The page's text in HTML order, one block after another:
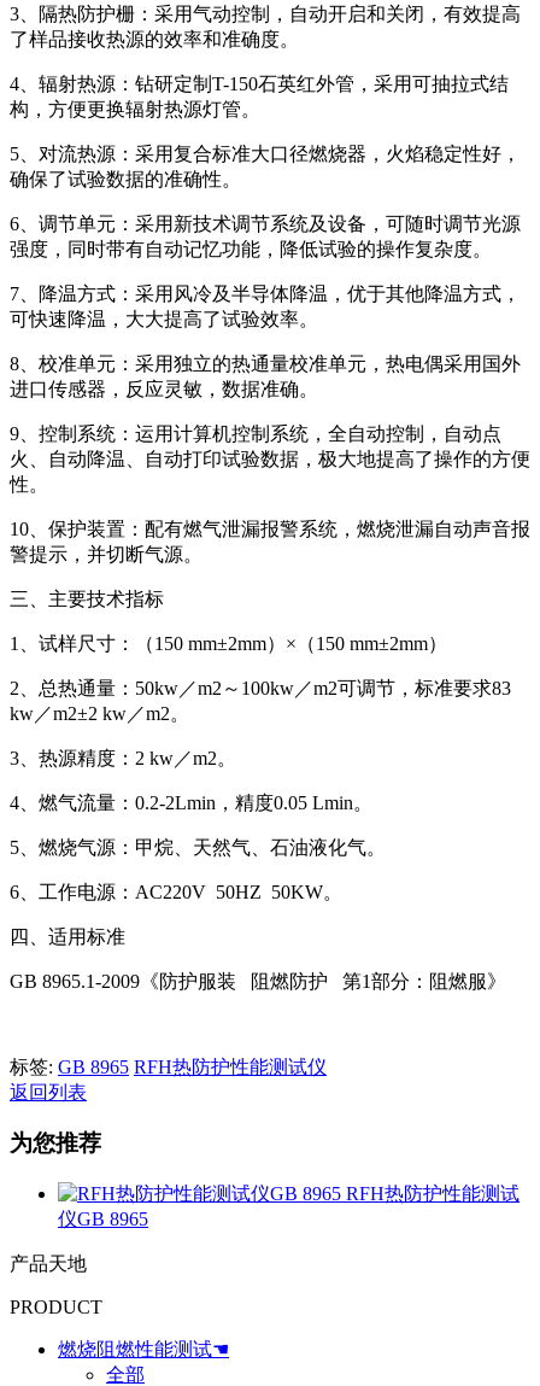
3、隔热防护栅：采用气动控制，自动开启和关闭，有效提高
了样品接收热源的效率和准确度。
4、辐射热源：钻研定制T-150石英红外管，采用可抽拉式结
构，方便更换辐射热源灯管。
5、对流热源：采用复合标准大口径燃烧器，火焰稳定性好，
确保了试验数据的准确性。
6、调节单元：采用新技术调节系统及设备，可随时调节光源
强度，同时带有自动记忆功能，降低试验的操作复杂度。
7、降温方式：采用风冷及半导体降温，优于其他降温方式，
可快速降温，大大提高了试验效率。
8、校准单元：采用独立的热通量校准单元，热电偶采用国外
进口传感器，反应灵敏，数据准确。
9、控制系统：运用计算机控制系统，全自动控制，自动点
火、自动降温、自动打印试验数据，极大地提高了操作的方便
性。
10、保护装置：配有燃气泄漏报警系统，燃烧泄漏自动声音报
警提示，并切断气源。
三、主要技术指标
1、试样尺寸：（150 mm±2mm）×（150 mm±2mm）
2、总热通量：50kw／m2～100kw／m2可调节，标准要求83
kw／m2±2 kw／m2。
3、热源精度：2 kw／m2。
4、燃气流量：0.2-2Lmin，精度0.05 Lmin。
5、燃烧气源：甲烷、天然气、石油液化气。
6、工作电源：AC220V 50HZ 50KW。
四、适用标准
GB 8965.1-2009《防护服装 阻燃防护 第1部分：阻燃服》
标签: GB 8965 RFH热防护性能测试仪
返回列表
为您推荐
RFH热防护性能测试
仪GB 8965
产品天地
PRODUCT
燃烧阻燃性能测试☚
全部